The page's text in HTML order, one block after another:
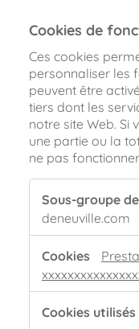
Cookies de
Ces cookies
personnaliser les
peuvent être
tiers dont les
notre site Web. Si
une partie ou la
ne pas
de
fonctionnalité
deneuville.com